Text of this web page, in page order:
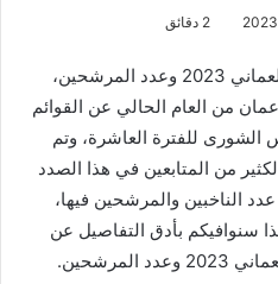
موعد انتخابات مجلس الشورى العماني 2023 وعدد المرشحين،
من العام الحالي عن القوائم
الشورى للفترة العاشرة، وتم
من المتابعين في هذا الصدد
الناخبين والمرشحين فيها،
سنوافيكم بأدق التفاصيل عن